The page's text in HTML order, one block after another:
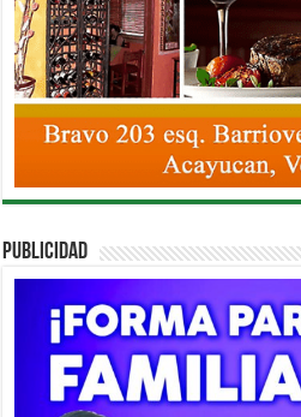
PUBLICIDAD